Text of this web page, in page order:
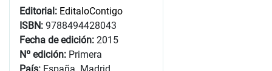
Editorial: EditaloContigo
ISBN: 9788494428043
Fecha de edición: 2015
Nº edición: Primera
País: España. Madrid